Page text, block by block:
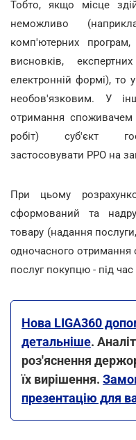
Тобто, якщо місце
неможливо
комп'ютерних
висновків,
електронній формі), то
необов'язковим. У
отримання споживачем
робіт) суб'єкт
застосовувати РРО на
При цьому
сформований та
товару (надання
одночасного отримання
послуг покупцю - під
Нова LIGA360
детальніше.
роз'яснення
їх вирішення.
презентацію для